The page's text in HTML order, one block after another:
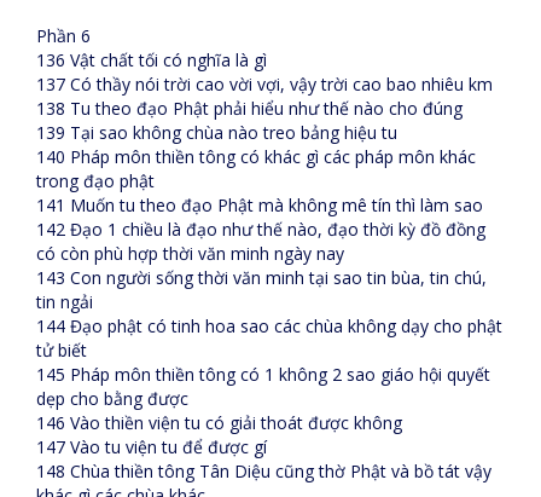
Phần 6
136 Vật chất tối có nghĩa là gì
137 Có thầy nói trời cao vời vợi, vậy trời cao bao nhiêu km
138 Tu theo đạo Phật phải hiểu như thế nào cho đúng
139 Tại sao không chùa nào treo bảng hiệu tu
140 Pháp môn thiền tông có khác gì các pháp môn khác
trong đạo phật
141 Muốn tu theo đạo Phật mà không mê tín thì làm sao
142 Đạo 1 chiều là đạo như thế nào, đạo thời kỳ đồ đồng
có còn phù hợp thời văn minh ngày nay
143 Con người sống thời văn minh tại sao tin bùa, tin chú,
tin ngải
144 Đạo phật có tinh hoa sao các chùa không dạy cho phật
tử biết
145 Pháp môn thiền tông có 1 không 2 sao giáo hội quyết
dẹp cho bằng được
146 Vào thiền viện tu có giải thoát được không
147 Vào tu viện tu để được gí
148 Chùa thiền tông Tân Diệu cũng thờ Phật và bồ tát vậy